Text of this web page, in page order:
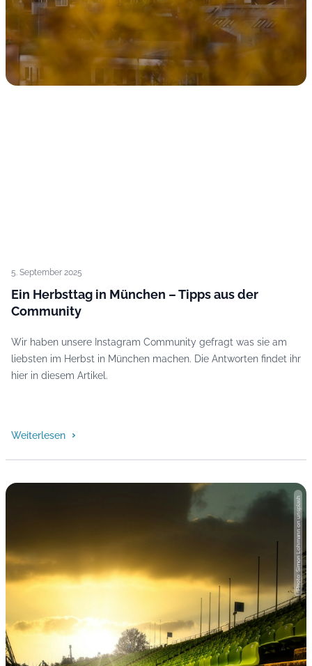
5. September 2025
Ein Herbsttag in München – Tipps aus der
Community
Wir haben unsere Instagram Community gefragt was sie am
liebsten im Herbst in München machen. Die Antworten findet ihr
hier in diesem Artikel.
Weiterlesen
Photo: Simon Lohmann on unsplash